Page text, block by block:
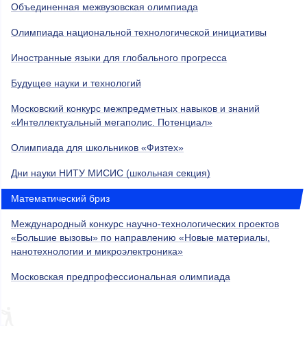
Объединенная межвузовская олимпиада
Олимпиада национальной технологической инициативы
Иностранные языки для глобального прогресса
Будущее науки и технологий
Московский конкурс межпредметных навыков и знаний
«Интеллектуальный мегаполис. Потенциал»
Олимпиада для школьников «Физтех»
Дни науки НИТУ МИСИС (школьная секция)
Математический бриз
Международный конкурс научно-технологических проектов
«Большие вызовы» по направлению «Новые материалы,
нанотехнологии и микроэлектроника»
Московская предпрофессиональная олимпиада